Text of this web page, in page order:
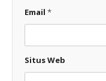
Email *
Situs Web